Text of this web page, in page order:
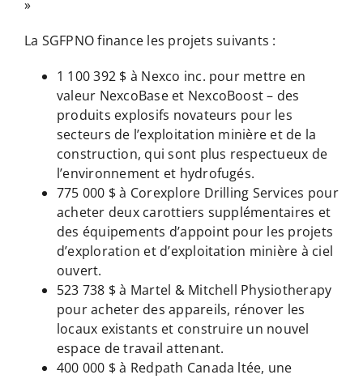
»
La SGFPNO finance les projets suivants :
1 100 392 $ à Nexco inc. pour mettre en
valeur NexcoBase et NexcoBoost – des
produits explosifs novateurs pour les
secteurs de l’exploitation minière et de la
construction, qui sont plus respectueux de
l’environnement et hydrofugés.
775 000 $ à Corexplore Drilling Services pour
acheter deux carottiers supplémentaires et
des équipements d’appoint pour les projets
d’exploration et d’exploitation minière à ciel
ouvert.
523 738 $ à Martel & Mitchell Physiotherapy
pour acheter des appareils, rénover les
locaux existants et construire un nouvel
espace de travail attenant.
400 000 $ à Redpath Canada ltée, une